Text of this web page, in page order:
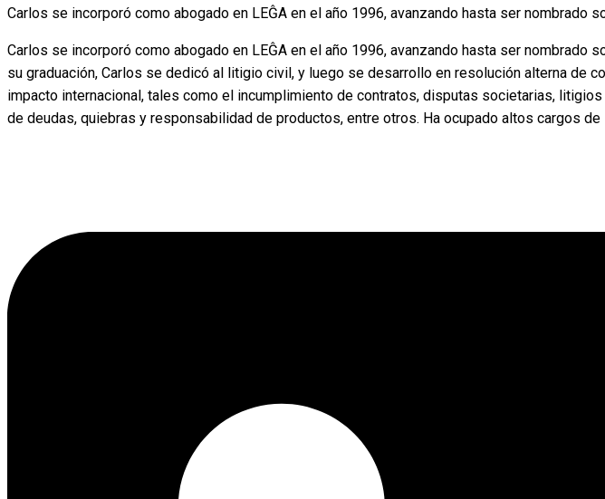
Carlos se incorporó como abogado en LEĜA en el año 1996, avanzando hasta ser
Carlos se incorporó como abogado en LEĜA en el año 1996, avanzando hasta ser
su graduación, Carlos se dedicó al litigio civil, y luego se desarrollo en resolución alterna
impacto internacional, tales como el incumplimiento de contratos, disputas societarias,
de deudas, quiebras y responsabilidad de productos, entre otros. Ha ocupado altos cargos